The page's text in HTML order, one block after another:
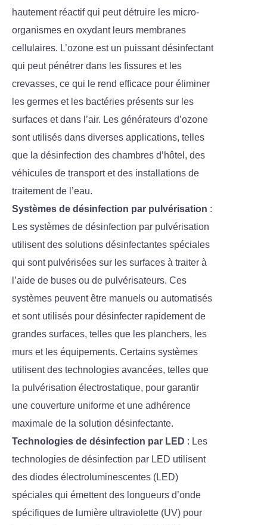
hautement réactif qui peut détruire les micro-
organismes en oxydant leurs membranes
cellulaires. L’ozone est un puissant désinfectant
qui peut pénétrer dans les fissures et les
crevasses, ce qui le rend efficace pour éliminer
les germes et les bactéries présents sur les
surfaces et dans l’air. Les générateurs d’ozone
sont utilisés dans diverses applications, telles
que la désinfection des chambres d’hôtel, des
véhicules de transport et des installations de
traitement de l’eau.
Systèmes de désinfection par pulvérisation :
Les systèmes de désinfection par pulvérisation
utilisent des solutions désinfectantes spéciales
qui sont pulvérisées sur les surfaces à traiter à
l’aide de buses ou de pulvérisateurs. Ces
systèmes peuvent être manuels ou automatisés
et sont utilisés pour désinfecter rapidement de
grandes surfaces, telles que les planchers, les
murs et les équipements. Certains systèmes
utilisent des technologies avancées, telles que
la pulvérisation électrostatique, pour garantir
une couverture uniforme et une adhérence
maximale de la solution désinfectante.
Technologies de désinfection par LED : Les
technologies de désinfection par LED utilisent
des diodes électroluminescentes (LED)
spéciales qui émettent des longueurs d’onde
spécifiques de lumière ultraviolette (UV) pour